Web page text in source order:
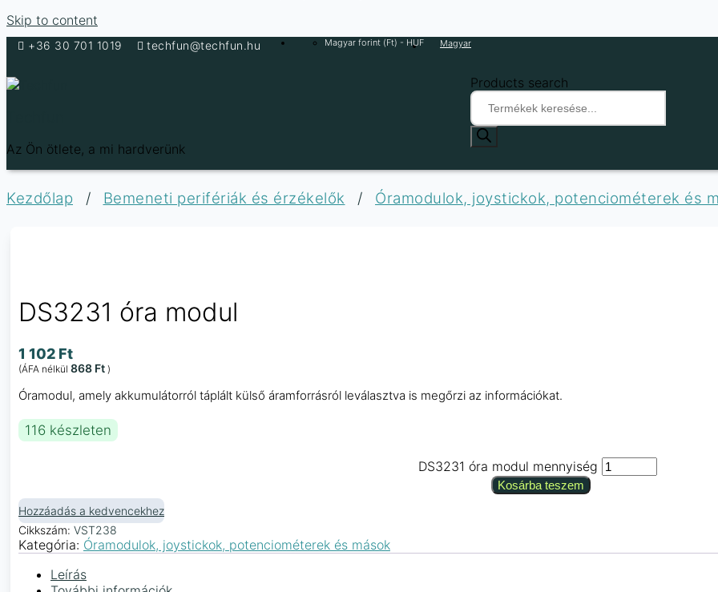
Skip to content
+36 30 701 1019 techfun@techfun.hu Magyar forint (Ft) - HUF Magyar
Az Ön ötlete, a mi hardverünk
Products search
Kezdőlap / Bemeneti perifériák és érzékelők / Óramodulok, joystickok, potenciométerek és
DS3231 óra modul
1 102 Ft
(ÁFA nélkül 868 Ft )
Óramodul, amely akkumulátorról táplált külső áramforrásról leválasztva is megőrzi az információkat.
116 készleten
DS3231 óra modul mennyiség
Kosárba teszem
Hozzáadás a kedvencekhez
Cikkszám: VST238
Kategória: Óramodulok, joystickok, potenciométerek és mások
Leírás